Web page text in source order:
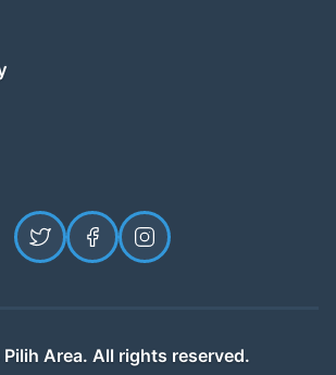
Area. All rights reserved.